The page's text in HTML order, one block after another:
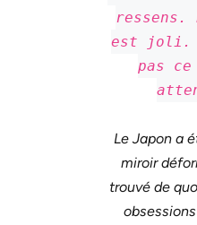
ressens.
est joli.
pas
Le Japon a
miroir
trouvé de